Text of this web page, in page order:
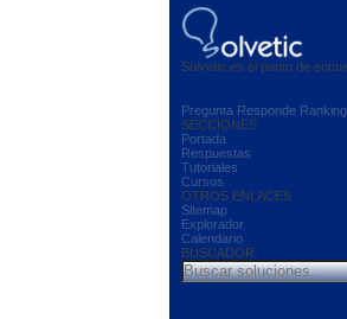
Solvetic es el punto de
Pregunta Responde Ranking
SECCIONES
Portada
Respuestas
Tutoriales
Cursos
OTROS ENLACES
Sitemap
Explorador
Calendario
BUSCADOR